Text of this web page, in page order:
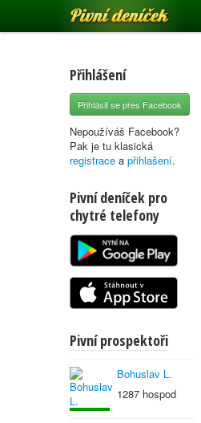
Pivní deníček
Přihlášení
Přihlásit se přes Facebook
Nepoužíváš Facebook?
Pak je tu klasická
registrace a přihlašení.
Pivní deníček pro
chytré telefony
Pivní prospektoři
Bohuslav L.
1287 hospod